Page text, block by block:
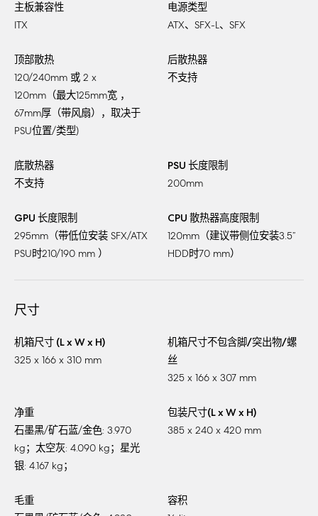
主板兼容性
ITX
电源类型
ATX、SFX-L、SFX
顶部散热
120/240mm 或 2 x
120mm（最大125mm宽 ，
67mm厚（带风扇），取决于
PSU位置/类型)
后散热器
不支持
底散热器
不支持
PSU 长度限制
200mm
GPU 长度限制
295mm（带低位安装 SFX/ATX
PSU时210/190 mm ）
CPU 散热器高度限制
120mm（建议带侧位安装3.5”
HDD时70 mm）
尺寸
机箱尺寸 (L x W x H)
325 x 166 x 310 mm
机箱尺寸不包含脚/突出物/螺
丝
325 x 166 x 307 mm
净重
石墨黑/矿石蓝/金色: 3.970
kg；太空灰: 4.090 kg；星光
银: 4.167 kg；
包装尺寸(L x W x H)
385 x 240 x 420 mm
毛重
容积